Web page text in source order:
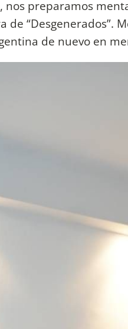
nos preparamos
de “Desgenerados”.
de nuevo en